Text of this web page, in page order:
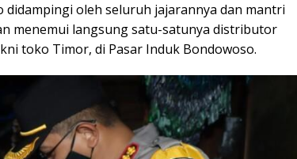
didampingi oleh seluruh jajarannya dan mantri
menemui langsung satu-satunya distributor
toko Timor, di Pasar Induk Bondowoso.